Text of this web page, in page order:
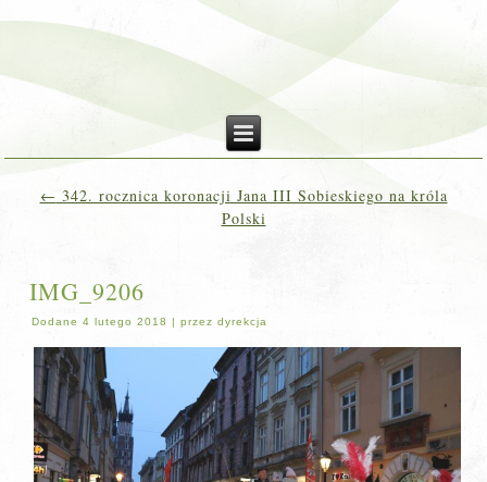
← 342. rocznica koronacji Jana III Sobieskiego na króla
Polski
IMG_9206
Dodane 4 lutego 2018 |przez dyrekcja